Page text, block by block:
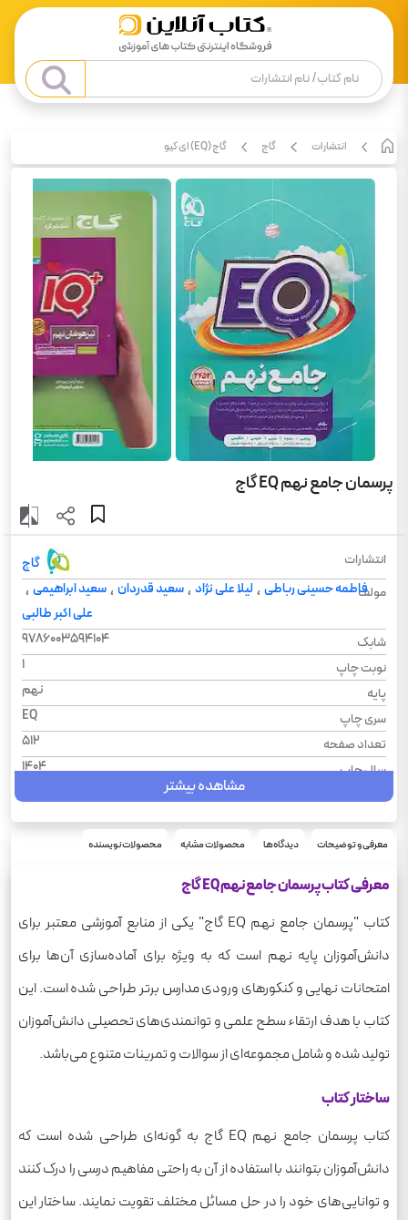
انتشارات گاج گاج (EQ) ای کیو
پرسمان جامع نهم EQ گاج
انتشارات
گاج
مولففاطمه حسینی رباطی ، لیلا علی نژاد ،سعید قدردان ،سعید ابراهیمی ،
علی اکبر طالبی
شابک
9786003594104
نوبت چاپ
1
پایه
نهم
سری چاپ
EQ
تعداد صفحه
512
سال چاپ
1404
نوع جلد
شومیز
قطع
درس
مشاهده بیشتر
معرفی و توضیحات دیدگاه‌ها محصولات مشابه محصولات نویسنده
معرفی کتاب پرسمان جامع نهم EQ گاج
کتاب "پرسمان جامع نهم EQ گاج" یکی از منابع آموزشی معتبر برای
دانش‌آموزان پایه نهم است که به ویژه برای آماده‌سازی آن‌ها برای
امتحانات نهایی و کنکورهای ورودی مدارس برتر طراحی شده است. این
کتاب با هدف ارتقاء سطح علمی و توانمندی‌های تحصیلی دانش‌آموزان
تولید شده و شامل مجموعه‌ای از سوالات و تمرینات متنوع می‌باشد.
ساختار کتاب
کتاب پرسمان جامع نهم EQ گاج به گونه‌ای طراحی شده است که
دانش‌آموزان بتوانند با استفاده از آن به راحتی مفاهیم درسی را درک کنند
و توانایی‌های خود را در حل مسائل مختلف تقویت نمایند. ساختار این